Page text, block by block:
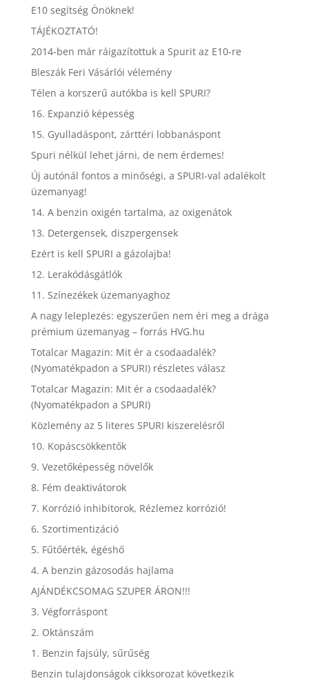
E10 segítség Önöknek!
TÁJÉKOZTATÓ!
2014-ben már ráigazítottuk a Spurit az E10-re
Bleszák Feri Vásárlói vélemény
Télen a korszerű autókba is kell SPURI?
16. Expanzió képesség
15. Gyulladáspont, zárttéri lobbanáspont
Spuri nélkül lehet járni, de nem érdemes!
Új autónál fontos a minőségi, a SPURI-val adalékolt
üzemanyag!
14. A benzin oxigén tartalma, az oxigenátok
13. Detergensek, diszpergensek
Ezért is kell SPURI a gázolajba!
12. Lerakódásgátlók
11. Színezékek üzemanyaghoz
A nagy leleplezés: egyszerűen nem éri meg a drága
prémium üzemanyag – forrás HVG.hu
Totalcar Magazin: Mit ér a csodaadalék?
(Nyomatékpadon a SPURI) részletes válasz
Totalcar Magazin: Mit ér a csodaadalék?
(Nyomatékpadon a SPURI)
Közlemény az 5 literes SPURI kiszerelésről
10. Kopáscsökkentők
9. Vezetőképesség növelők
8. Fém deaktivátorok
7. Korrózió inhibitorok, Rézlemez korrózió!
6. Szortimentizáció
5. Fűtőérték, égéshő
4. A benzin gázosodás hajlama
AJÁNDÉKCSOMAG SZUPER ÁRON!!!
3. Végforráspont
2. Oktánszám
1. Benzin fajsúly, sűrűség
Benzin tulajdonságok cikksorozat következik